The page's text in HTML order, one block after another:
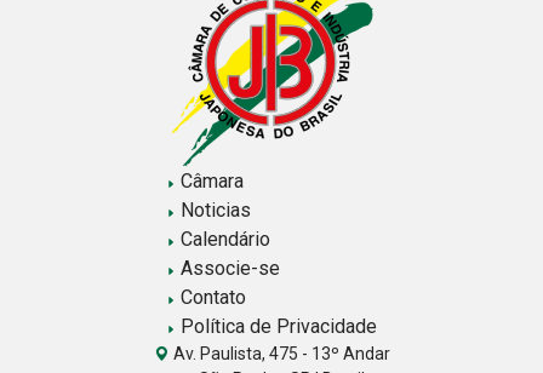
Câmara
Noticias
Calendário
Associe-se
Contato
Política de Privacidade
Av. Paulista, 475 - 13º Andar